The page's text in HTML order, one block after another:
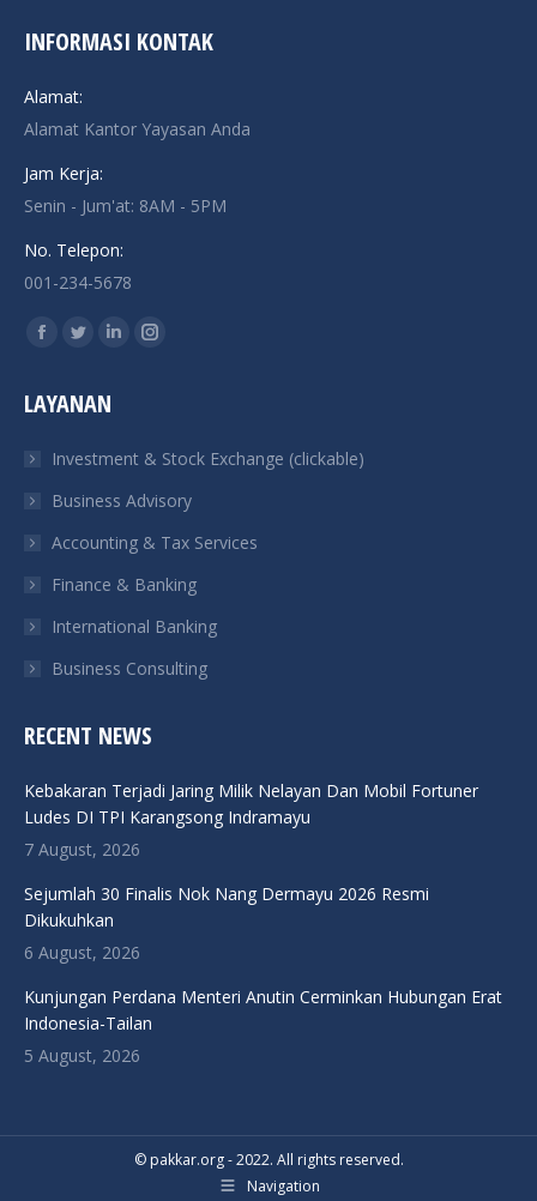
INFORMASI KONTAK
Alamat:
Alamat Kantor Yayasan Anda
Jam Kerja:
Senin - Jum'at: 8AM - 5PM
No. Telepon:
001-234-5678
Find us on:
Facebook
opens
new
window
Twitter
opens
new
window
Linkedin
new
window
Instagram
new
window
LAYANAN
Investment & Stock Exchange (clickable)
Business Advisory
Accounting & Tax Services
Finance & Banking
International Banking
Business Consulting
RECENT NEWS
Kebakaran Terjadi Jaring Milik Nelayan Dan Mobil Fortuner
Ludes DI TPI Karangsong Indramayu
7 August, 2026
Sejumlah 30 Finalis Nok Nang Dermayu 2026 Resmi
Dikukuhkan
6 August, 2026
Kunjungan Perdana Menteri Anutin Cerminkan Hubungan Erat
Indonesia-Tailan
5 August, 2026
© pakkar.org - 2022. All rights reserved.
Navigation